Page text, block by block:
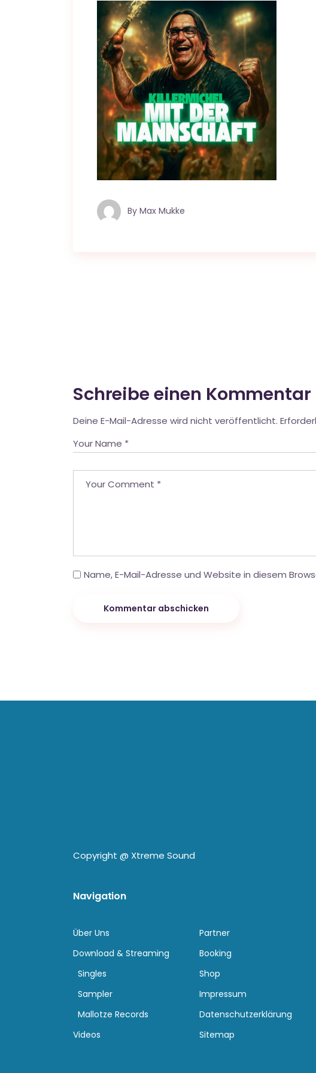
By Max Mukke
Schreibe einen Kommentar
Deine E-Mail-Adresse wird nicht veröffentlicht.
Name, E-Mail-Adresse und Website in diesem
Kommentar abschicken
Copyright @ Xtreme Sound
Navigation
Über Uns
Download & Streaming
Singles
Sampler
Mallotze Records
Videos
Partner
Booking
Shop
Impressum
Datenschutzerklärung
Sitemap